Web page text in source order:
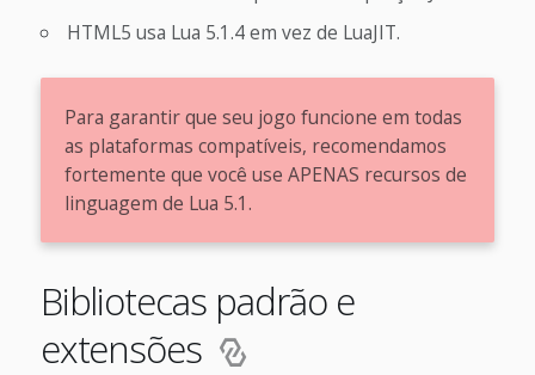
HTML5 usa Lua 5.1.4 em vez de LuaJIT.
Para garantir que seu jogo funcione em todas
as plataformas compatíveis, recomendamos
fortemente que você use APENAS recursos de
linguagem de Lua 5.1.
Bibliotecas padrão e
extensões